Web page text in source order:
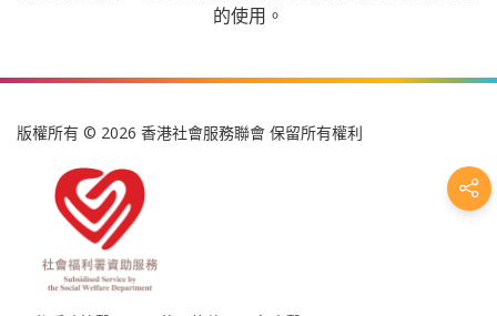
的使用。
版權所有 © 2026 香港社會服務聯會 保留所有權利